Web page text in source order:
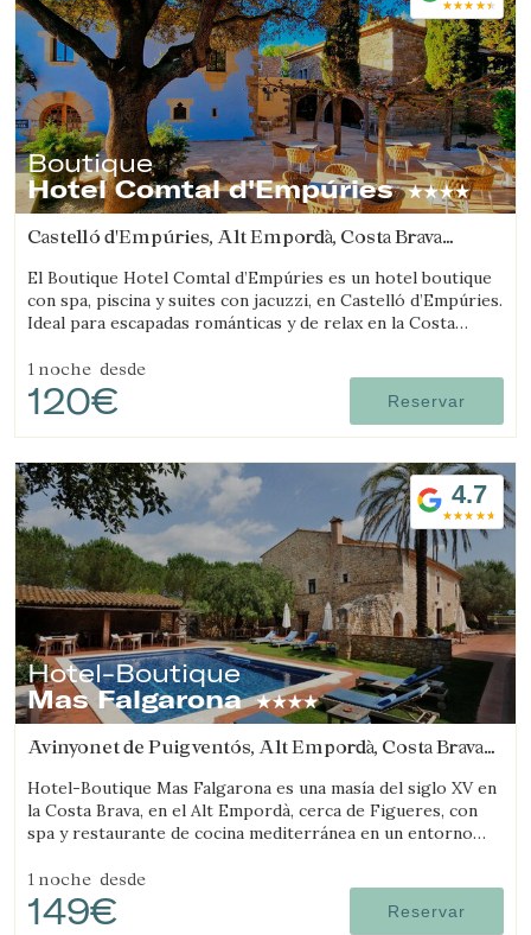
Boutique
Hotel Comtal d'Empúries
Castelló d'Empúries, Alt Empordà, Costa Brava
El Boutique Hotel Comtal d’Empúries es un hotel boutique
con spa, piscina y suites con jacuzzi, en Castelló d’Empúries.
Ideal para escapadas románticas y de relax en la Costa
1 noche desde
120€ Reservar
4.7
Hotel-Boutique
Mas Falgarona
Avinyonet de Puigventós, Alt Empordà, Costa Brava
Hotel-Boutique Mas Falgarona es una masía del siglo XV en
la Costa Brava, en el Alt Empordà, cerca de Figueres, con
spa y restaurante de cocina mediterránea en un entorno
1 noche desde
149€ Reservar